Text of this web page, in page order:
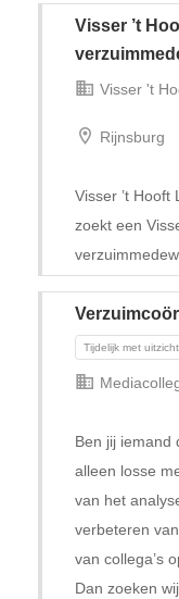
Tijdelijk met
Visser ’t
Visser 't
Rijnsburg
Visser ’t Hooft
zoekt een
Ben jij iemand
alleen losse
van het
verbeteren
van collega’s
Dan zoeken